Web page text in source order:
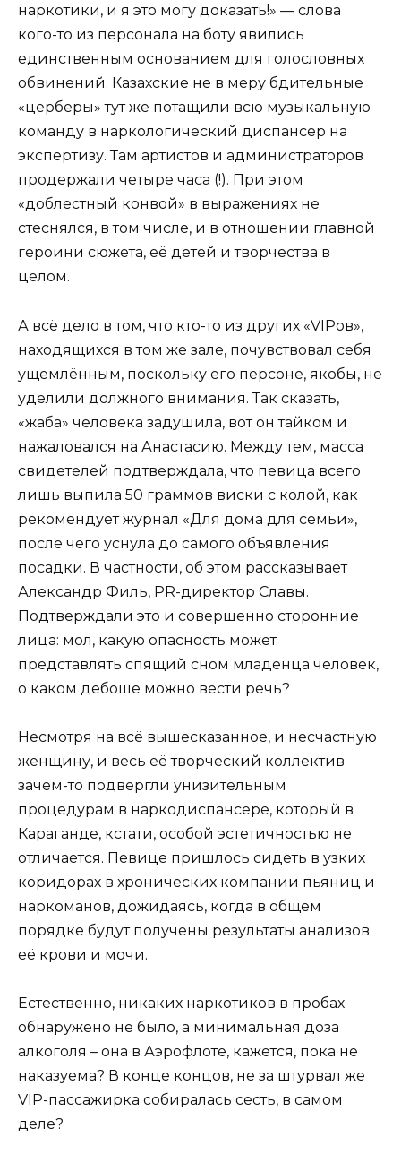
наркотики, и я это могу доказать!» — слова
кого-то из персонала на боту явились
единственным основанием для голословных
обвинений. Казахские не в меру бдительные
«церберы» тут же потащили всю музыкальную
команду в наркологический диспансер на
экспертизу. Там артистов и администраторов
продержали четыре часа (!). При этом
«доблестный конвой» в выражениях не
стеснялся, в том числе, и в отношении главной
героини сюжета, её детей и творчества в
целом.
А всё дело в том, что кто-то из других «VIPов»,
находящихся в том же зале, почувствовал себя
ущемлённым, поскольку его персоне, якобы, не
уделили должного внимания. Так сказать,
«жаба» человека задушила, вот он тайком и
нажаловался на Анастасию. Между тем, масса
свидетелей подтверждала, что певица всего
лишь выпила 50 граммов виски с колой, как
рекомендует журнал «Для дома для семьи»,
после чего уснула до самого объявления
посадки. В частности, об этом рассказывает
Александр Филь, PR-директор Славы.
Подтверждали это и совершенно сторонние
лица: мол, какую опасность может
представлять спящий сном младенца человек,
о каком дебоше можно вести речь?
Несмотря на всё вышесказанное, и несчастную
женщину, и весь её творческий коллектив
зачем-то подвергли унизительным
процедурам в наркодиспансере, который в
Караганде, кстати, особой эстетичностью не
отличается. Певице пришлось сидеть в узких
коридорах в хронических компании пьяниц и
наркоманов, дожидаясь, когда в общем
порядке будут получены результаты анализов
её крови и мочи.
Естественно, никаких наркотиков в пробах
обнаружено не было, а минимальная доза
алкоголя – она в Аэрофлоте, кажется, пока не
наказуема? В конце концов, не за штурвал же
VIP-пассажирка собиралась сесть, в самом
деле?